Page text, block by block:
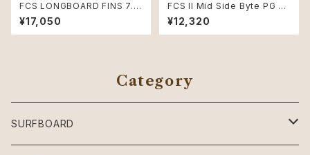
FCS LONGBOARD FINS 7.0
サーフボードフィン ホワイトSki
ndog PC Aircore Dawn Gre
y
¥17,050
FCS II Mid Side Byte PG 3.
6" Natural/Alpine Retail fin
s
¥12,320
Category
SURFBOARD